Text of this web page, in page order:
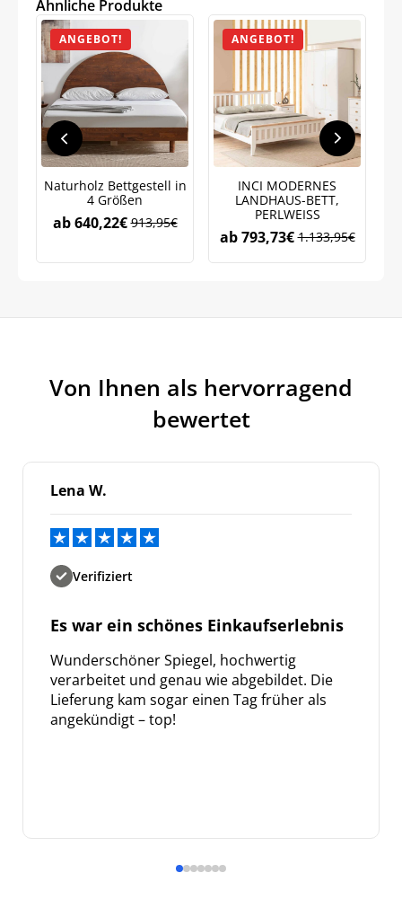
Ähnliche Produkte
ANGEBOT!
Naturholz Bettgestell in
4 Größen
ab 913,95€
640,22€
ANGEBOT!
INCI MODERNES
LANDHAUS-BETT,
PERLWEISS
ab 1.133,95€
793,73€
Von Ihnen als hervorragend
bewertet
Lena W.
Verifiziert
Es war ein schönes Einkaufserlebnis
Wunderschöner Spiegel, hochwertig
verarbeitet und genau wie abgebildet. Die
Lieferung kam sogar einen Tag früher als
angekündigt – top!
Jetzt 5% Rabatt
auf Ihre erste Bestellung sichern!
Meinen Code senden
Bleiben Sie auf dem Laufenden über